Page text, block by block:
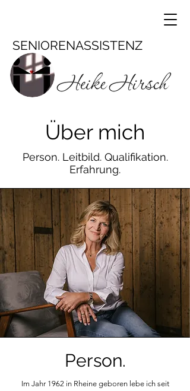
SENIORENASSISTENZ
Über mich
Person. Leitbild. Qualifikation.
Erfahrung.
Person.
Im Jahr 1962 in Rheine geboren lebe ich seit